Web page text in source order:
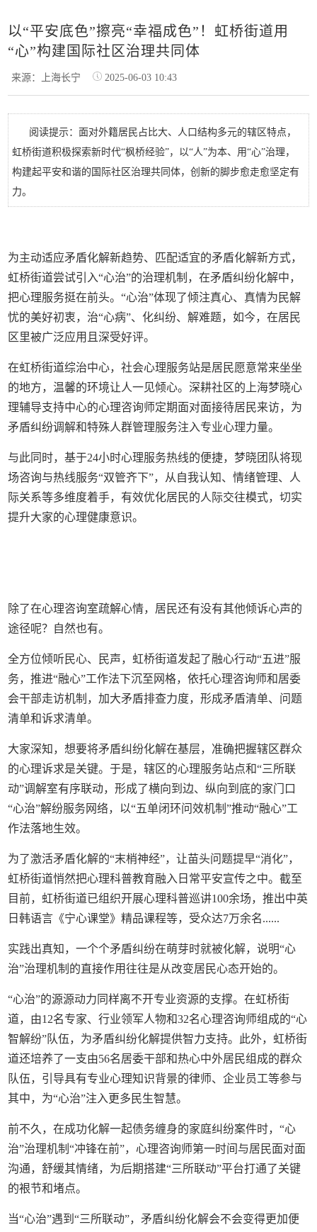
以“平安底色”擦亮“幸福成色”！虹桥街道用
“心”构建国际社区治理共同体
来源：上海长宁 2025-06-03 10:43
阅读提示：面对外籍居民占比大、人口结构多元的辖区特点，
虹桥街道积极探索新时代“枫桥经验”，以“人”为本、用“心”治理，
构建起平安和谐的国际社区治理共同体，创新的脚步愈走愈坚定有
力。
为主动适应矛盾化解新趋势、匹配适宜的矛盾化解新方式，
虹桥街道尝试引入“心治”的治理机制，在矛盾纠纷化解中，
把心理服务挺在前头。“心治”体现了倾注真心、真情为民解
忧的美好初衷，治“心病”、化纠纷、解难题，如今，在居民
区里被广泛应用且深受好评。
在虹桥街道综治中心，社会心理服务站是居民愿意常来坐坐
的地方，温馨的环境让人一见倾心。深耕社区的上海梦晓心
理辅导支持中心的心理咨询师定期面对面接待居民来访，为
矛盾纠纷调解和特殊人群管理服务注入专业心理力量。
与此同时，基于24小时心理服务热线的便捷，梦晓团队将现
场咨询与热线服务“双管齐下”，从自我认知、情绪管理、人
际关系等多维度着手，有效优化居民的人际交往模式，切实
提升大家的心理健康意识。
除了在心理咨询室疏解心情，居民还有没有其他倾诉心声的
途径呢？自然也有。
全方位倾听民心、民声，虹桥街道发起了融心行动“五进”服
务，推进“融心”工作法下沉至网格，依托心理咨询师和居委
会干部走访机制，加大矛盾排查力度，形成矛盾清单、问题
清单和诉求清单。
大家深知，想要将矛盾纠纷化解在基层，准确把握辖区群众
的心理诉求是关键。于是，辖区的心理服务站点和“三所联
动”调解室有序联动，形成了横向到边、纵向到底的家门口
“心治”解纷服务网络，以“五单闭环问效机制”推动“融心”工
作法落地生效。
为了激活矛盾化解的“末梢神经”，让苗头问题提早“消化”，
虹桥街道悄然把心理科普教育融入日常平安宣传之中。截至
目前，虹桥街道已组织开展心理科普巡讲100余场，推出中英
日韩语言《宁心课堂》精品课程等，受众达7万余名......
实践出真知，一个个矛盾纠纷在萌芽时就被化解，说明“心
治”治理机制的直接作用往往是从改变居民心态开始的。
“心治”的源源动力同样离不开专业资源的支撑。在虹桥街
道，由12名专家、行业领军人物和32名心理咨询师组成的“心
智解纷”队伍，为矛盾纠纷化解提供智力支持。此外，虹桥街
道还培养了一支由56名居委干部和热心中外居民组成的群众
队伍，引导具有专业心理知识背景的律师、企业员工等参与
其中，为“心治”注入更多民生智慧。
前不久，在成功化解一起债务缠身的家庭纠纷案件时，“心
治”治理机制“冲锋在前”，心理咨询师第一时间与居民面对面
沟通，舒缓其情绪，为后期搭建“三所联动”平台打通了关键
的裉节和堵点。
当“心治”遇到“三所联动”，矛盾纠纷化解会不会变得更加便